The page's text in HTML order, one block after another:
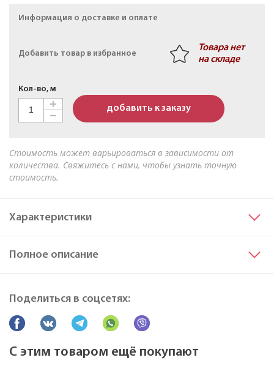
Кабель АПвБШв 3х50мк+1х25мк(N)-1 ТУ 16-705.499-
Информация о доставке и оплате
Добавить товар в избранное
Товара нет
на складе
Кол-во, м
добавить к заказу
Стоимость может варьироваться в зависимости от
количества. Свяжитесь с нами, чтобы узнать точную
стоимость.
Характеристики
Материал жилы
Медь
Все характеристики
Полное описание
Поделиться в соцсетях:
С этим товаром ещё покупают